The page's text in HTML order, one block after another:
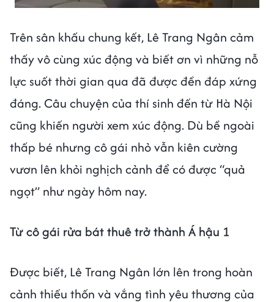
Trên sân khấu chung kết, Lê Trang Ngân cảm
thấy vô cùng xúc động và biết ơn vì những nỗ
lực suốt thời gian qua đã được đền đáp xứng
đáng. Câu chuyện của thí sinh đến từ Hà Nội
cũng khiến người xem xúc động. Dù bề ngoài
thấp bé nhưng cô gái nhỏ vẫn kiên cường
vươn lên khỏi nghịch cảnh để có được “quả
ngọt” như ngày hôm nay.
Từ cô gái rửa bát thuê trở thành Á hậu 1
Được biết, Lê Trang Ngân lớn lên trong hoàn
cảnh thiếu thốn và vắng tình yêu thương của